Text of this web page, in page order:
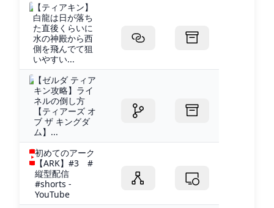
【ティアキン】
白龍は日が落ち
た直後くらいに
水の神殿から西
側を飛んでて狙
いやすい...
【ゼルダ ティア
キン攻略】ライ
ネルの倒し方
【ティアーズ オ
ブ ザ キングダ
ム】...
初めてのアーク
【ARK】#3 #
縦型配信
#shorts -
YouTube